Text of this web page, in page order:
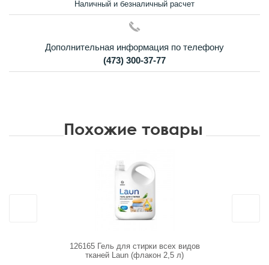
Наличный и безналичный расчет
Дополнительная информация по телефону
(473) 300-37-77
Похожие товары
126165 Гель для стирки всех видов
тканей Laun (флакон 2,5 л)